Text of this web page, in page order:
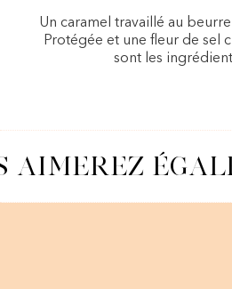
Un caramel travaillé au
Protégée et une fleur de sel
sont les
AIMEREZ